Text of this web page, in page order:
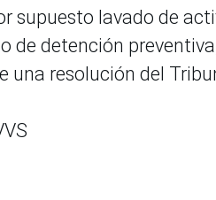
supuesto lavado de
de detención
una resolución del